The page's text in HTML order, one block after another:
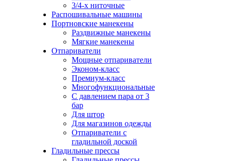
3/4-х ниточные
Распошивальные машины
Портновские манекены
Раздвижные манекены
Мягкие манекены
Отпариватели
Мощные отпариватели
Эконом-класс
Премиум-класс
Многофункциональные
С давлением пара от 3
бар
Для штор
Для магазинов одежды
Отпариватели с
гладильной доской
Гладильные прессы